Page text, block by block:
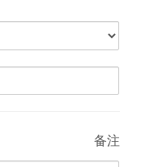
备注